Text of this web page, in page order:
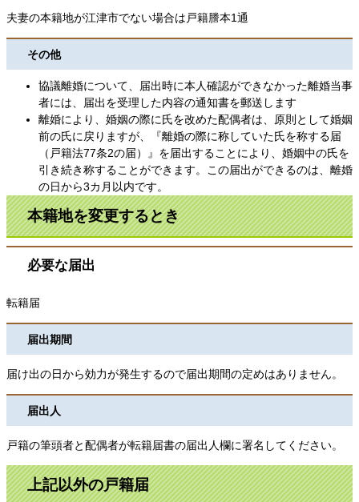
夫妻の本籍地が江津市でない場合は戸籍謄本1通
その他
協議離婚について、届出時に本人確認ができなかった離婚当事
者には、届出を受理した内容の通知書を郵送します
離婚により、婚姻の際に氏を改めた配偶者は、原則として婚姻
前の氏に戻りますが、『離婚の際に称していた氏を称する届
（戸籍法77条2の届）』を届出することにより、婚姻中の氏を
引き続き称することができます。この届出ができるのは、離婚
の日から3カ月以内です。
本籍地を変更するとき
必要な届出
転籍届
届出期間
届け出の日から効力が発生するので届出期間の定めはありません。
届出人
戸籍の筆頭者と配偶者が転籍届書の届出人欄に署名してください。
上記以外の戸籍届